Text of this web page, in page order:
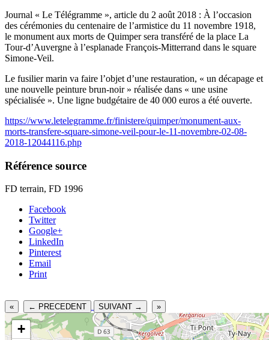
Journal « Le Télégramme », article du 2 août 2018 : À l’occasion
des cérémonies du centenaire de l’armistice du 11 novembre 1918,
le monument aux morts de Quimper sera transféré de la place La
Tour-d’Auvergne à l’esplanade François-Mitterrand dans le square
Simone-Veil.
Le fusilier marin va faire l’objet d’une restauration, « un décapage et
une nouvelle peinture brun-noir » réalisée dans « une usine
spécialisée ». Une ligne budgétaire de 40 000 euros a été ouverte.
https://www.letelegramme.fr/finistere/quimper/monument-aux-
morts-transfere-square-simone-veil-pour-le-11-novembre-02-08-
2018-12044116.php
Référence source
FD terrain, FD 1996
Facebook
Twitter
Google+
LinkedIn
Pinterest
Email
Print
« ← PRECEDENT SUIVANT → »
+